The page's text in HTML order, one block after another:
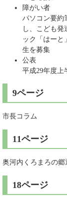
障がい者
パソコン要約
し、こども発
ック「はーと
生を募集
公表
平成29年度上
9ページ
市長コラム
11ページ
奥河内くろまろの郷
18ページ